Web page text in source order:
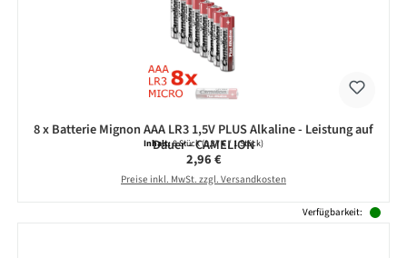
8 x Batterie Mignon AAA LR3 1,5V PLUS Alkaline - Leistung auf
Dauer - CAMELION
Inhalt:8 Stück(0,37 € / 1 Stück)
Regulärer Preis:
2,96 €
Preise inkl. MwSt. zzgl. Versandkosten
Verfügbarkeit: